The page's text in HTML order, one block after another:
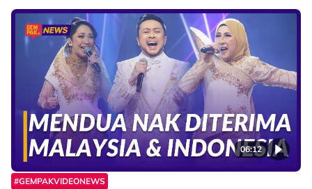
06:12
#GEMPAKVIDEONEWS